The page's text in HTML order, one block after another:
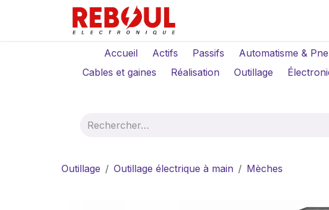
Se rendre au contenu
Accueil Actifs Passifs Automatisme &
Cables et gaines
Réalisation Outillage
Outillage Outillage électrique à main Mèches